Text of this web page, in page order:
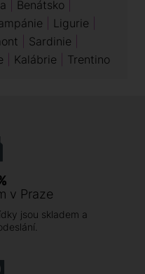
Benátsko
Ligurie
Sardinie
Kalábrie Trentino
v Praze
jsou skladem a